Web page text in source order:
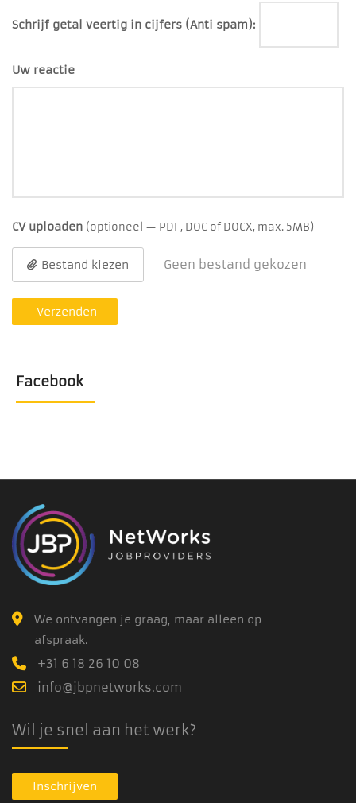
Schrijf getal veertig in cijfers (Anti spam):
Uw reactie
CV uploaden (optioneel — PDF, DOC of DOCX, max. 5MB)
Bestand kiezen Geen bestand gekozen
Verzenden
Facebook
We ontvangen je graag, maar alleen op
afspraak.
+31 6 18 26 10 08
info@jbpnetworks.com
Wil je snel aan het werk?
Inschrijven